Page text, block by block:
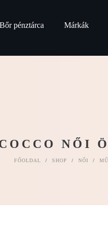
pénztárca Márkák
NŐI
FŐOLDAL / SHOP / NŐI /